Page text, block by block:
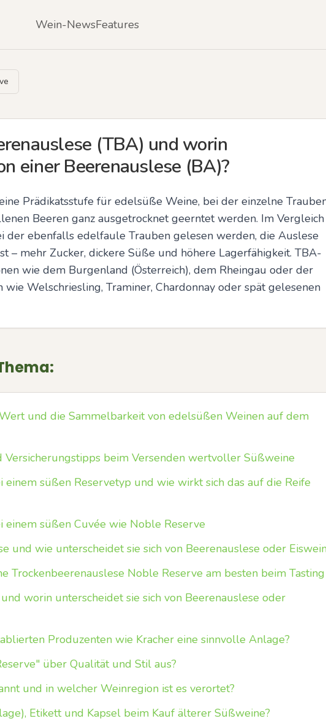
Wein-NewsFeatures
(TBA) und worin
einer Beerenauslese (BA)?
Prädikatsstufe für edelsüße Weine, bei der einzelne
Beeren ganz ausgetrocknet geerntet werden. Im Vergleich
der ebenfalls edelfaule Trauben gelesen werden, die Auslese
– mehr Zucker, dickere Süße und höhere Lagerfähigkeit. TBA-
wie dem Burgenland (Österreich), dem Rheingau oder der
Welschriesling, Traminer, Chardonnay oder spät gelesenen
und die Sammelbarkeit von edelsüßen Weinen auf dem
beim Versenden wertvoller Süßweine
süßen Reservetyp und wie wirkt sich das auf die Reife
süßen Cuvée wie Noble Reserve
und wie unterscheidet sie sich von Beerenauslese oder
Trockenbeerenauslese Noble Reserve am besten beim Tasting
worin unterscheidet sie sich von Beerenauslese oder
Produzenten wie Kracher eine sinnvolle Anlage?
über Qualität und Stil aus?
und in welcher Weinregion ist es verortet?
Etikett und Kapsel beim Kauf älterer Süßweine?